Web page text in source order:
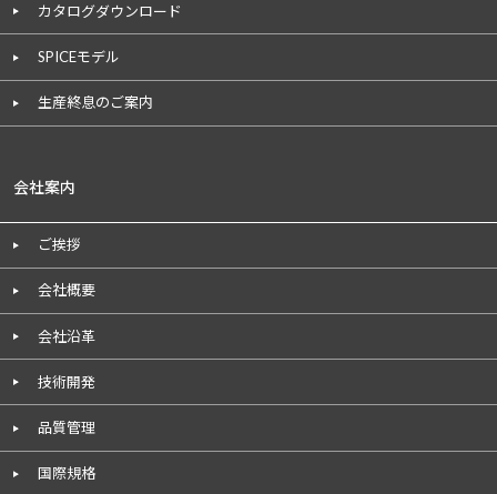
カタログダウンロード
SPICEモデル
生産終息のご案内
会社案内
ご挨拶
会社概要
会社沿革
技術開発
品質管理
国際規格